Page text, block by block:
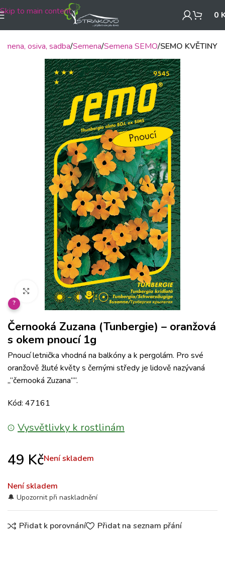
Skip to main content 0
osiva, sadba Semena Semena SEMO SEMO KVĚTINY
Klikněte pro zvětšení
?
Černooká Zuzana (Tunbergie) – oranžová
s okem pnoucí 1g
Pnoucí letnička vhodná na balkóny a k pergolám. Pro své
oranžově žluté květy s černými středy je lidově nazývaná
„“černooká Zuzana““.
Kód: 47161
Vysvětlivky k rostlinám
49 KčNení skladem
Není skladem
Přidat k porovnání Přidat na seznam přání